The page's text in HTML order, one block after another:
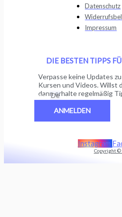
Datenschutz
Impressum
DIE BESTEN TIPPS
Verpasse keine Updates
Kursen und Videos. Willst
dann erhalte regelmäßig
Email
ANMELDEN
Instagram
Copyright ©